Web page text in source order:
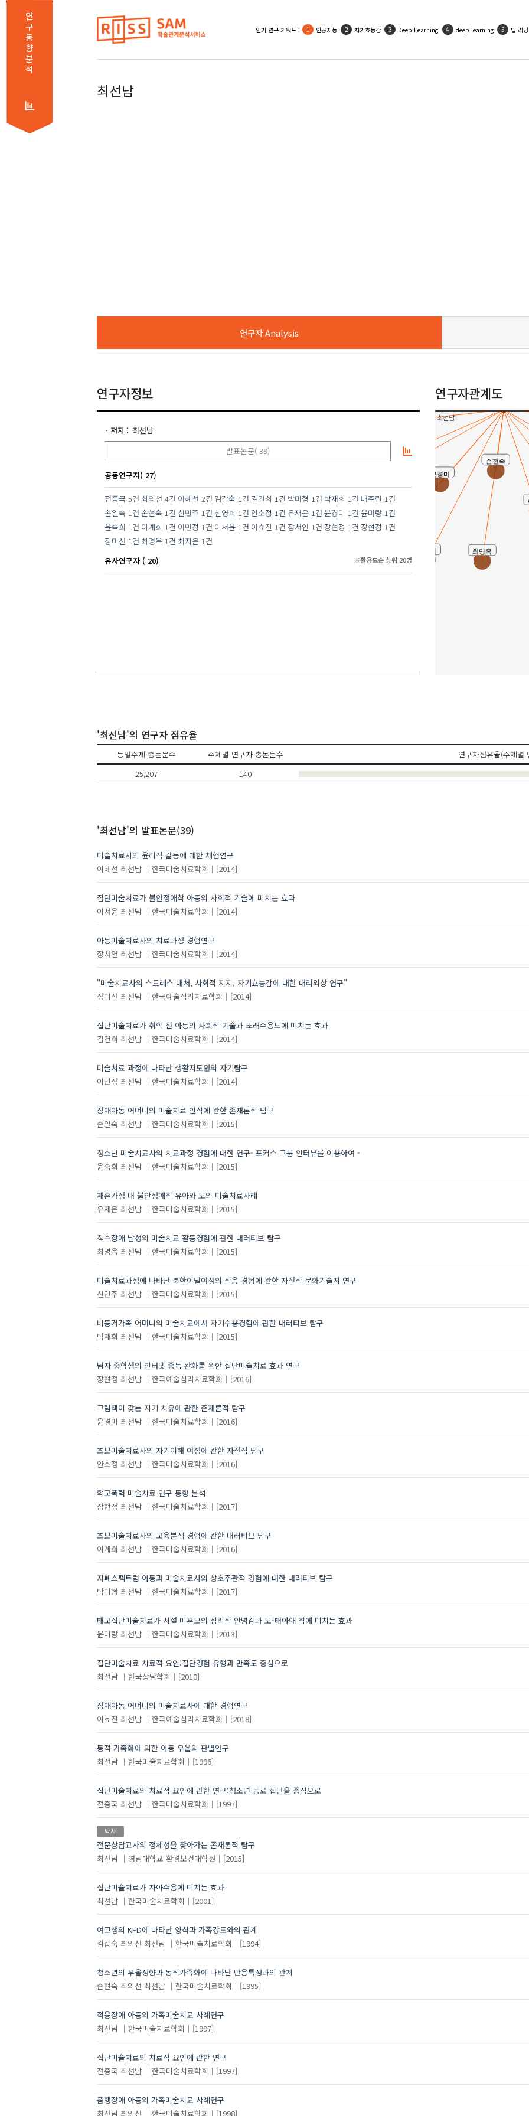
연
구
동
향
분
석
인기 활용 키워드 : 우울 사회적지지 자기효능감 인공지능 자아존중감
최선남
연구자 Analysis
연구자정보
저자
최선남
발표논문( 39)
공동연구자( 27)
전종국 5건 최외선 4건 이혜선 2건 김갑숙 1건 김건희 1건 박미형 1건 박재희 1건 배주란 1건
손일숙 1건 손현숙 1건 신민주 1건 신영희 1건 안소정 1건 유재은 1건 윤경미 1건 윤미랑 1건
윤숙희 1건 이계희 1건 이민정 1건 이서윤 1건 이효진 1건 장서연 1건 장현정 1건 장현정 1건
정미선 1건 최명옥 1건 최지은 1건
유사연구자 ( 20)
※활용도순 상위 20명
연구자관계도
최선남
박재희
윤경미
손현숙
최명옥
공동연구
'최선남'의 연구자 점유율
동일주제 총논문수 주제별 연구자 총논문수
연구자점유율(주제별
25,207
140
'최선남'의 발표논문(39)
미술치료사의 윤리적 갈등에 대한 체험연구
이혜선 최선남 한국미술치료학회 [2014]
집단미술치료가 불안정애착 아동의 사회적 기술에 미치는 효과
이서윤 최선남 한국미술치료학회 [2014]
아동미술치료사의 치료과정 경험연구
장서연 최선남 한국미술치료학회 [2014]
"미술치료사의 스트레스 대처, 사회적 지지, 자기효능감에 대한 대리외상 연구"
정미선 최선남 한국예술심리치료학회 [2014]
집단미술치료가 취학 전 아동의 사회적 기술과 또래수용도에 미치는 효과
김건희 최선남 한국미술치료학회 [2014]
미술치료 과정에 나타난 생활지도원의 자기탐구
이민정 최선남 한국미술치료학회 [2014]
장애아동 어머니의 미술치료 인식에 관한 존재론적 탐구
손일숙 최선남 한국미술치료학회 [2015]
청소년 미술치료사의 치료과정 경험에 대한 연구- 포커스 그룹 인터뷰를 이용하여 -
윤숙희 최선남 한국미술치료학회 [2015]
재혼가정 내 불안정애착 유아와 모의 미술치료사례
유재은 최선남 한국미술치료학회 [2015]
척수장애 남성의 미술치료 활동경험에 관한 내러티브 탐구
최명옥 최선남 한국미술치료학회 [2015]
미술치료과정에 나타난 북한이탈여성의 적응 경험에 관한 자전적 문화기술지 연구
신민주 최선남 한국미술치료학회 [2015]
비동거가족 어머니의 미술치료에서 자기수용경험에 관한 내러티브 탐구
박재희 최선남 한국미술치료학회 [2015]
남자 중학생의 인터넷 중독 완화를 위한 집단미술치료 효과 연구
장현정 최선남 한국예술심리치료학회 [2016]
그림책이 갖는 자기 치유에 관한 존재론적 탐구
윤경미 최선남 한국미술치료학회 [2016]
초보미술치료사의 자기이해 여정에 관한 자전적 탐구
안소정 최선남 한국미술치료학회 [2016]
학교폭력 미술치료 연구 동향 분석
장현정 최선남 한국미술치료학회 [2017]
초보미술치료사의 교육분석 경험에 관한 내러티브 탐구
이계희 최선남 한국미술치료학회 [2016]
자폐스펙트럼 아동과 미술치료사의 상호주관적 경험에 대한 내러티브 탐구
박미형 최선남 한국미술치료학회 [2017]
태교집단미술치료가 시설 미혼모의 심리적 안녕감과 모-태아애 착에 미치는 효과
윤미랑 최선남 한국미술치료학회 [2013]
집단미술치료 치료적 요인:집단경험 유형과 만족도 중심으로
최선남
한국상담학회 [2010]
장애아동 어머니의 미술치료사에 대한 경험연구
이효진 최선남 한국예술심리치료학회 [2018]
동적 가족화에 의한 아동 우울의 판별연구
최선남
한국미술치료학회 [1996]
집단미술치료의 치료적 요인에 관한 연구:청소년 동료 집단을 중심으로
전종국 최선남 한국미술치료학회 [1997]
박사
전문상담교사의 정체성을 찾아가는 존재론적 탐구
최선남
영남대학교 환경보건대학원 [2015]
집단미술치료가 자아수용에 미치는 효과
최선남
한국미술치료학회 [2001]
여고생의 KFD에 나타난 양식과 가족강도와의 관계
김갑숙 최외선 최선남 한국미술치료학회 [1994]
청소년의 우울성향과 동적가족화에 나타난 반응특성과의 관계
손현숙 최외선 최선남 한국미술치료학회 [1995]
적응장애 아동의 가족미술치료 사례연구
최선남
한국미술치료학회 [1997]
집단미술치료의 치료적 요인에 관한 연구
전종국 최선남 한국미술치료학회 [1997]
품행장애 아동의 가족미술치료 사례연구
최선남 최외선 한국미술치료학회 [1998]